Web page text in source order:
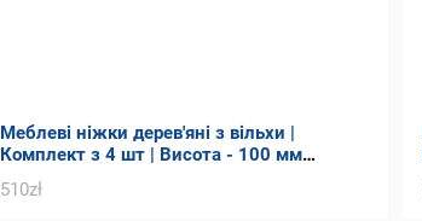
Меблеві ніжки дерев'яні з вільхи |
Комплект з 4 шт | Висота - 100 мм
Товщина - 56 мм
510zł